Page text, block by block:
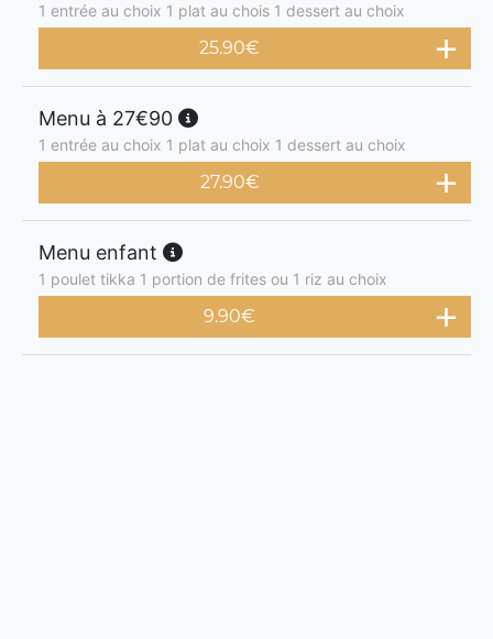
1 entrée au choix 1 plat au chois 1 dessert au choix
25.90€
Menu à 27€90
1 entrée au choix 1 plat au choix 1 dessert au choix
27.90€
Menu enfant
1 poulet tikka 1 portion de frites ou 1 riz au choix
9.90€